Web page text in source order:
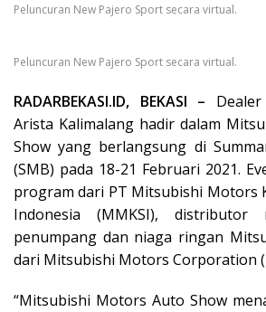
Peluncuran New Pajero Sport secara virtual.
Peluncuran New Pajero Sport secara virtual.
RADARBEKASI.ID, BEKASI –
Arista Kalimalang hadir dalam
Show yang berlangsung di
(SMB) pada 18-21 Februari 2021.
program dari PT Mitsubishi Motors
Indonesia (MMKSI), distributor
penumpang dan niaga ringan
dari Mitsubishi Motors Corporation
“Mitsubishi Motors Auto Show